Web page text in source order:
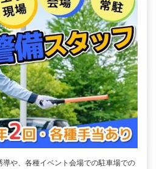
導や、各種イベント会場での駐車場での